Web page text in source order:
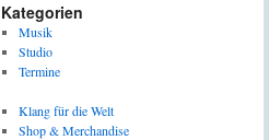
Kategorien
Musik
Studio
Termine
Klang für die Welt
Shop & Merchandise